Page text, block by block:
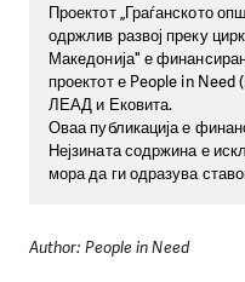
Проектот „Граѓанското
одржлив развој преку
Македонија" е
проектот е People in
ЛЕАД и Ековита.
Оваа публикација е
Нејзината содржина е
мора да ги одразува
Author: People in Need